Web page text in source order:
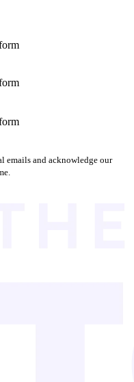
emails and acknowledge our